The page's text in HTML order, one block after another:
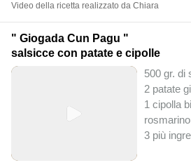
Video della ricetta realizzato da Chiara
" Giogada Cun Pagu "
salsicce con patate e cipolle
500 gr. di
2 patate
1 cipolla
rosmarino
3 più